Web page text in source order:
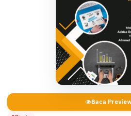
Baca